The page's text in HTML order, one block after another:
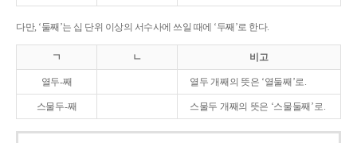
다만, ‘둘째’는 십 단위 이상의 서수사에 쓰일 때에 ‘두째’로 한다.
ㄱ ㄴ 비고
열두-째 열두 개째의 뜻은 ‘열둘째’로.
스물두-째 스물두 개째의 뜻은 ‘스물둘째’로.